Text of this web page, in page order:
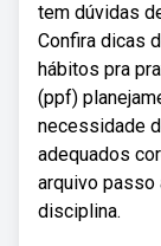
tem dúvidas
Confira dicas
hábitos pra
(ppf)
necessidade
adequados
arquivo passo
disciplina.